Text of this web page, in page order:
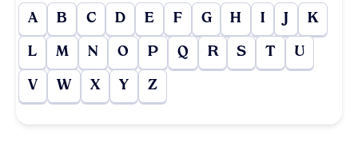
A B C D E F G H I J K
L M N O P Q R S T U
V W X Y Z